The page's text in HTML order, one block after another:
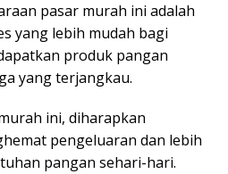
pasar murah ini adalah
yang lebih mudah bagi
produk pangan
yang terjangkau.
ini, diharapkan
pengeluaran dan lebih
pangan sehari-hari.